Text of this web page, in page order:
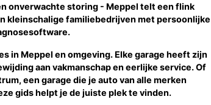
onverwachte storing - Meppel telt een flink
kleinschalige familiebedrijven met persoonlijke
in Meppel en omgeving. Elke garage heeft zijn
aan vakmanschap en eerlijke service. Of
een garage die je auto van alle merken
gids helpt je de juiste plek te vinden.